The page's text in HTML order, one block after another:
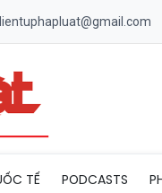
TẾ PODCASTS